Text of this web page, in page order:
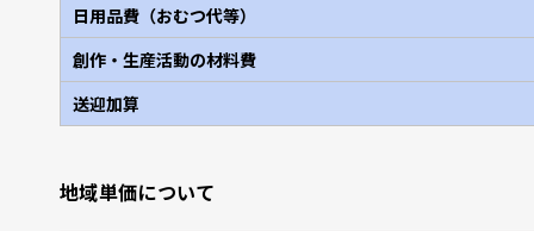
日用品費（おむつ代等）
創作・生産活動の材料費
送迎加算
地域単価について